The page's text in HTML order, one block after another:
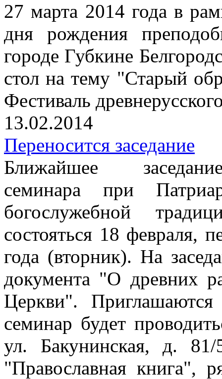
27 марта 2014 года в
дня рождения
городе Губкине
стол на тему "Старый
Фестиваль
13.02.2014
Переносится заседание
Ближайшее
семинара при
богослужебной
состояться 18 февраля,
года (вторник). На
документа "О древних
Церкви".
семинар будет
ул. Бакунинская, д.
"Православная книга",